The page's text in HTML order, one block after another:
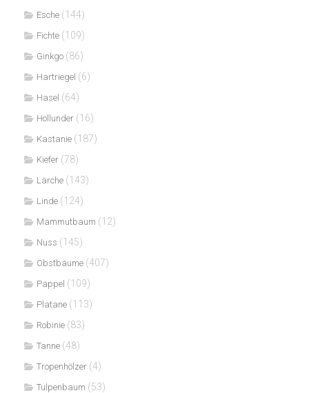
Esche (144)
Fichte (109)
Ginkgo (86)
Hartriegel (6)
Hasel (64)
Hollunder (16)
Kastanie (187)
Kiefer (78)
Lärche (143)
Linde (124)
Mammutbaum (12)
Nuss (145)
Obstbäume (407)
Pappel (109)
Platane (113)
Robinie (83)
Tanne (48)
Tropenhölzer (4)
Tulpenbaum (53)